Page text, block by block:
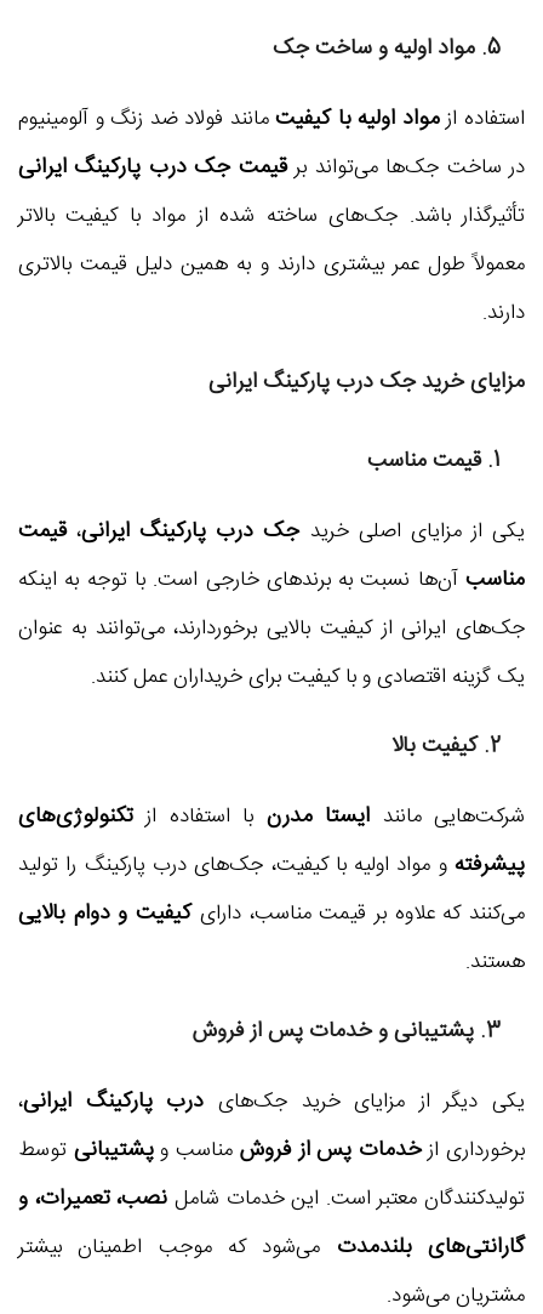
5. مواد اولیه و ساخت جک
استفاده ازمواد اولیه با کیفیتمانند فولاد ضد زنگ و آلومینیوم
در ساخت جک‌ها می‌تواند برقیمت جک درب پارکینگ ایرانی
تأثیرگذار باشد. جک‌های ساخته شده از مواد با کیفیت بالاتر
معمولاً طول عمر بیشتری دارند و به همین دلیل قیمت بالاتری
دارند.
مزایای خرید جک درب پارکینگ ایرانی
1. قیمت مناسب
یکی از مزایای اصلی خریدجک درب پارکینگ ایرانی،قیمت
مناسب آن‌ها نسبت به برندهای خارجی است. با توجه به اینکه
جک‌های ایرانی از کیفیت بالایی برخوردارند، می‌توانند به عنوان
یک گزینه اقتصادی و با کیفیت برای خریداران عمل کنند.
2. کیفیت بالا
شرکت‌هایی مانند ایستا مدرن با استفاده ازتکنولوژی‌های
پیشرفته و مواد اولیه با کیفیت، جک‌های درب پارکینگ را تولید
می‌کنند که علاوه بر قیمت مناسب، دارایکیفیت و دوام بالایی
هستند.
3. پشتیبانی و خدمات پس از فروش
یکی دیگر از مزایای خرید جک‌های درب پارکینگ ایرانی،
برخورداری ازخدمات پس از فروش مناسب وپشتیبانی توسط
تولیدکنندگان معتبر است. این خدمات شامل نصب، تعمیرات، و
گارانتی‌های بلندمدت می‌شود که موجب اطمینان بیشتر
مشتریان می‌شود.